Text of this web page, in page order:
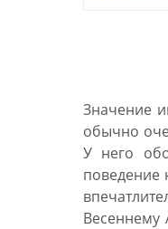
Значение
обычно
У него
поведение
Весеннему